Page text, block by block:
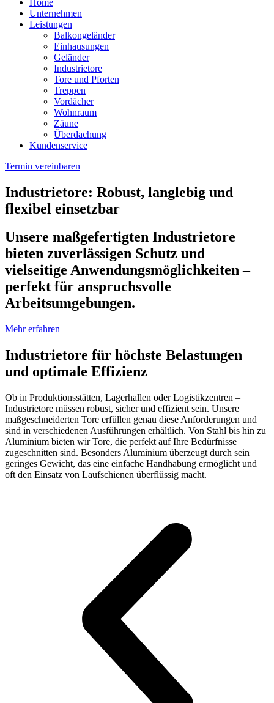
Unternehmen
Leistungen
Balkongeländer
Einhausungen
Geländer
Industrietore
Tore und Pforten
Treppen
Vordächer
Wohnraum
Zäune
Überdachung
Kundenservice
Termin vereinbaren
Industrietore: Robust, langlebig und
flexibel einsetzbar
Unsere maßgefertigten Industrietore
bieten zuverlässigen Schutz und
vielseitige Anwendungsmöglichkeiten –
perfekt für anspruchsvolle
Arbeitsumgebungen.
Mehr erfahren
Industrietore für höchste Belastungen
und optimale Effizienz
Ob in Produktionsstätten, Lagerhallen oder Logistikzentren –
Industrietore müssen robust, sicher und effizient sein. Unsere
maßgeschneiderten Tore erfüllen genau diese Anforderungen und
sind in verschiedenen Ausführungen erhältlich. Von Stahl bis hin zu
Aluminium bieten wir Tore, die perfekt auf Ihre Bedürfnisse
zugeschnitten sind. Besonders Aluminium überzeugt durch sein
geringes Gewicht, das eine einfache Handhabung ermöglicht und
oft den Einsatz von Laufschienen überflüssig macht.